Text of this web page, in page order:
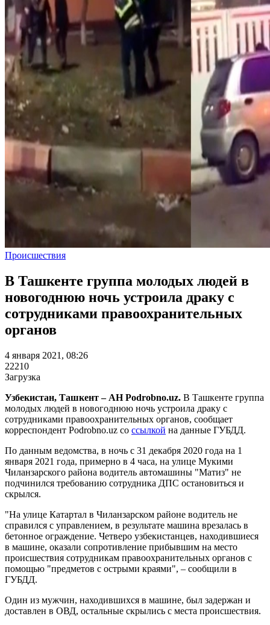
Происшествия
В Ташкенте группа молодых людей в
новогоднюю ночь устроила драку с
сотрудниками правоохранительных
органов
4 января 2021, 08:26
22210
Загрузка
Узбекистан, Ташкент – АН Podrobno.uz. В Ташкенте группа
молодых людей в новогоднюю ночь устроила драку с
сотрудниками правоохранительных органов, сообщает
корреспондент Podrobno.uz со ссылкой на данные ГУБДД.
По данным ведомства, в ночь с 31 декабря 2020 года на 1
января 2021 года, примерно в 4 часа, на улице Мукими
Чиланзарского района водитель автомашины "Матиз" не
подчинился требованию сотрудника ДПС остановиться и
скрылся.
"На улице Катартал в Чиланзарском районе водитель не
справился с управлением, в результате машина врезалась в
бетонное ограждение. Четверо узбекистанцев, находившиеся
в машине, оказали сопротивление прибывшим на место
происшествия сотрудникам правоохранительных органов с
помощью "предметов с острыми краями", – сообщили в
ГУБДД.
Один из мужчин, находившихся в машине, был задержан и
доставлен в ОВД, остальные скрылись с места происшествия.